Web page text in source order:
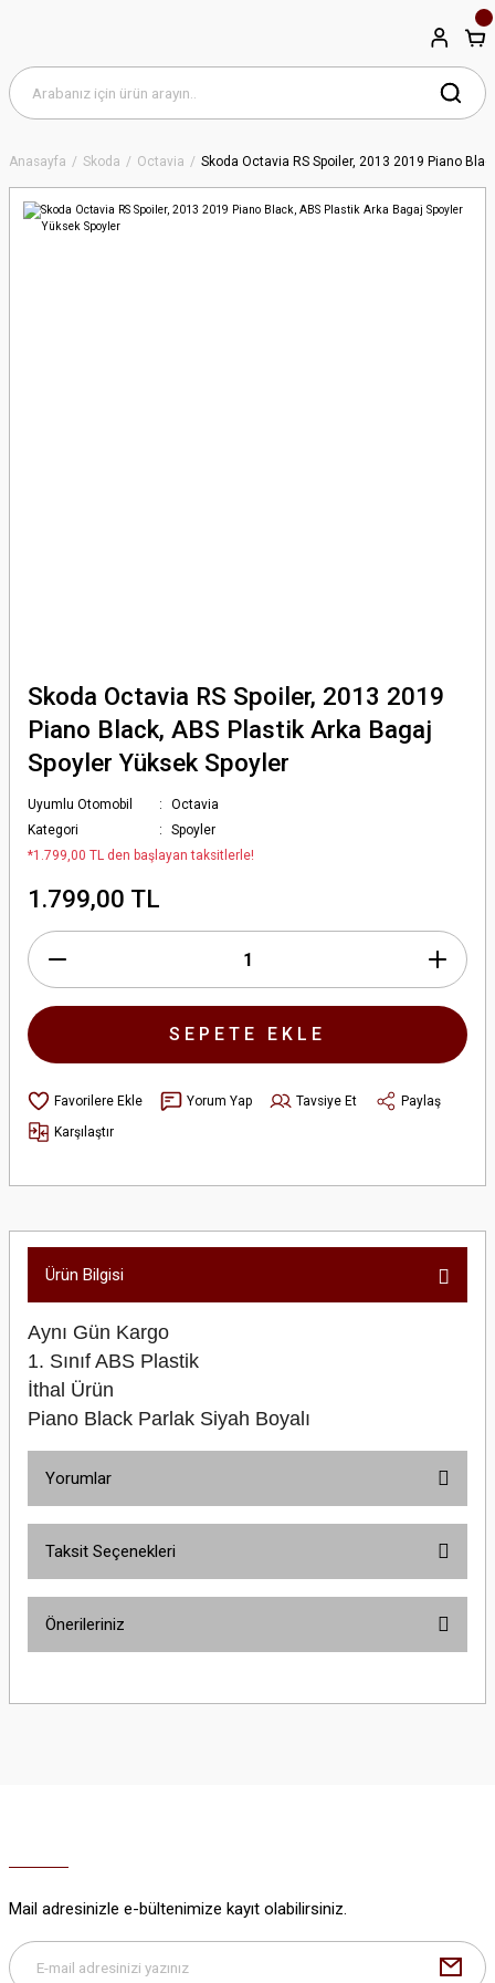
Anasayfa Skoda Octavia Skoda Octavia RS Spoiler, 2013 2019 Piano
Skoda Octavia RS Spoiler, 2013 2019
Piano Black, ABS Plastik Arka Bagaj
Spoyler Yüksek Spoyler
Uyumlu Otomobil
Octavia
Kategori
Spoyler
*1.799,00 TL den başlayan taksitlerle!
1.799,00 TL
SEPETE EKLE
Yorum Yap Tavsiye Et
Paylaş
Karşılaştır
Ürün Bilgisi
Aynı Gün Kargo
1. Sınıf ABS Plastik
İthal Ürün
Piano Black Parlak Siyah Boyalı
Yorumlar
Taksit Seçenekleri
Önerileriniz
yetersiz gördüğünüz noktaları öneri formunu kullanarak tarafımıza
Bu ürüne benzer farklı alternatifler olmalı.
Mail adresinizle e-bültenimize kayıt olabilirsiniz.